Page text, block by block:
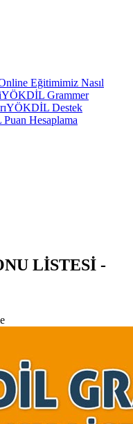
Eğitimimiz Nasıl
YÖKDİL Grammer
YÖKDİL Destek
Hesaplama
LİSTESİ -